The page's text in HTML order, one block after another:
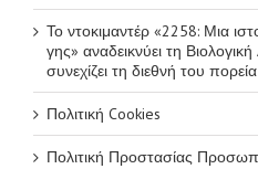
Το ντοκιμαντέρ «2258: Μια
γης» αναδεικνύει τη
συνεχίζει τη διεθνή του πορεία
Πολιτική Cookies
Πολιτική Προστασίας